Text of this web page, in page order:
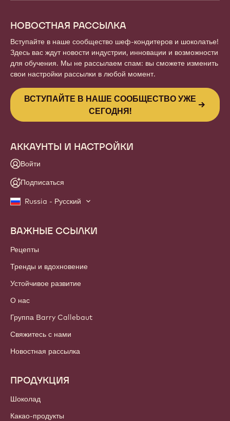
НОВОСТНАЯ РАССЫЛКА
Вступайте в наше сообщество шеф-кондитеров и шоколатье!
Здесь вас ждут новости индустрии, инновации и возможности
для обучения. Мы не рассылаем спам: вы сможете изменить
свои настройки рассылки в любой момент.
ВСТУПАЙТЕ В НАШЕ СООБЩЕСТВО УЖЕ
СЕГОДНЯ!
АККАУНТЫ И НАСТРОЙКИ
Войти
Подписаться
Russia - Русский
Footer
Callebaut
ВАЖНЫЕ ССЫЛКИ
Рецепты
Тренды и вдохновение
Устойчивое развитие
О нас
Группа Barry Callebaut
Свяжитесь с нами
Новостная рассылка
ПРОДУКЦИЯ
Шоколад
Какао-продукты